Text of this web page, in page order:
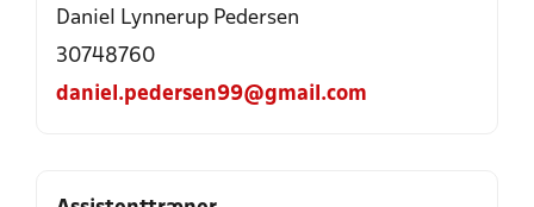
Daniel Lynnerup Pedersen
30748760
daniel.pedersen99@gmail.com